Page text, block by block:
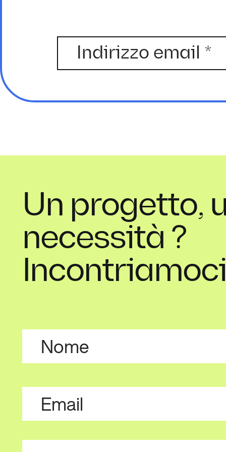
Un progetto,
necessità ?